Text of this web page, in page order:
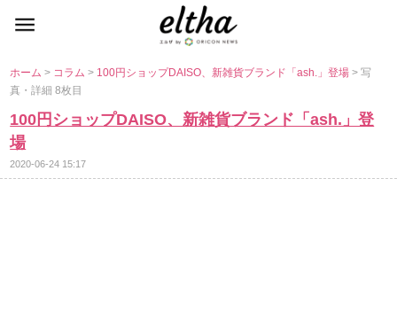
ホーム> コラム> 100円ショップDAISO、新雑貨ブランド「ash.」登場> 写
真・詳細 8枚目
100円ショップDAISO、新雑貨ブランド「ash.」登
場
2020-06-24 15:17